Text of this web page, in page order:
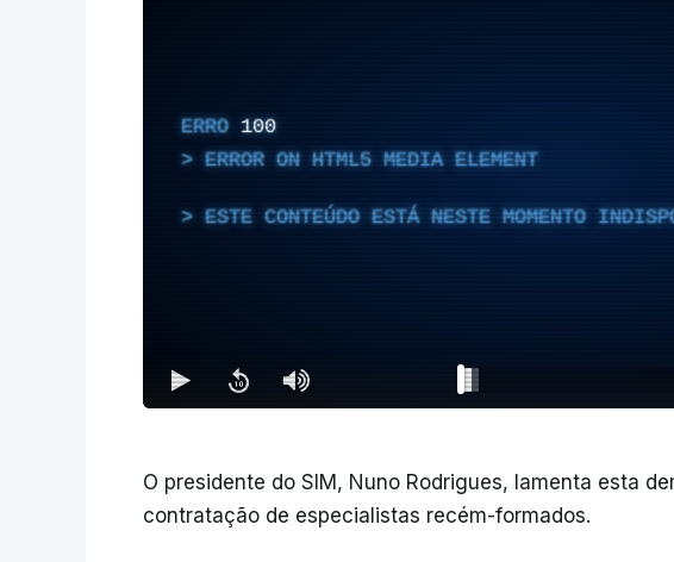
ERRO 100
ERROR ON HTML5 MEDIA ELEMENT
ESTE CONTEÚDO ESTÁ NESTE MOMENTO
O presidente do SIM, Nuno Rodrigues, lamenta esta
contratação de especialistas recém-formados.